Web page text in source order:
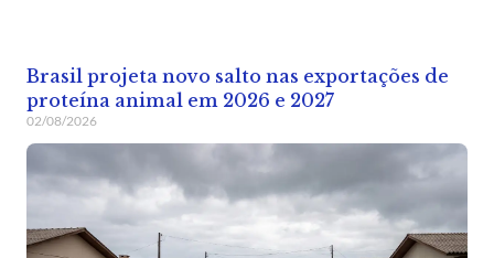
Brasil projeta novo salto nas exportações de
proteína animal em 2026 e 2027
02/08/2026